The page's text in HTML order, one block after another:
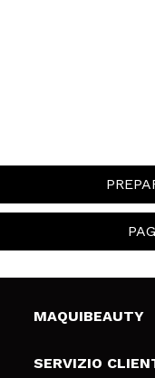
MAQUIBEAUTY
Chi siamo
SERVIZIO